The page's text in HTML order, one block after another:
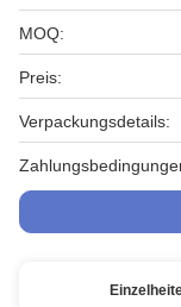
MOQ:
Preis:
Verpackungsdetails: